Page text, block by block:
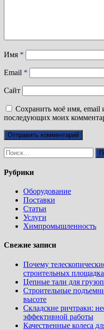
Имя *
Email *
Сайт
Сохранить моё имя, email
последующих моих
Найти:
Рубрики
Оборудование
Поставки
Статьи
Услуги
Химпромышленность
Свежие записи
Почему
строительных
Цепные тали для
Строительные
высоте
Складские ричтраки:
эффективной работы
Качественные колеса